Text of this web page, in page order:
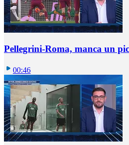
Pellegrini-Roma, manca un
00:46